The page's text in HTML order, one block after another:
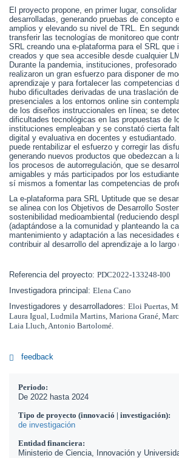
El proyecto propone, en primer lugar,
desarrolladas, generando pruebas de concepto
amplios y elevando su nivel de TRL. En
transferir las tecnologías de monitoreo que
SRL creando una e-plataforma para el SRL que
creados y que sea accesible desde cualquier
Durante la pandemia, instituciones,
realizaron un gran esfuerzo para disponer de
aprendizaje y para fortalecer las competencias
hubo dificultades derivadas de una traslación
presenciales a los entornos online sin
de los diseños instruccionales en línea; se
dificultades tecnológicas en las propuestas de
instituciones empleaban y se constató cierta
digital y evaluativa en docentes y
puede rentabilizar el esfuerzo y corregir las
generando nuevos productos que obedezcan a
los procesos de autorregulación, que se
amigables y más participados por los
sí mismos a fomentar las competencias de
La e-plataforma para SRL Uptitude que se
se alinea con los Objetivos de Desarrollo
sostenibilidad medioambiental (reduciendo
(adaptándose a la comunidad y planteando la
mantenimiento y adaptación a las necesidades
contribuir al desarrollo del aprendizaje a lo largo
Referencia del proyecto: PDC2022-133248-I00
Investigadora principal: Elena Cano
Investigadores y desarrolladores: Eloi Puertas,
Laura Igual, Ludmila Martins, Mariona Grané,
Laia Lluch, Antonio Bartolomé.
feedback
Periodo:
De 2022 hasta 2024
Tipo de proyecto (innovació | investigación):
de investigación
Entidad financiera:
Ministerio de Ciencia, Innovación y